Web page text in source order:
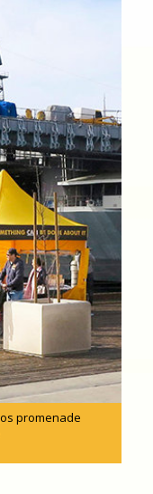
promenade